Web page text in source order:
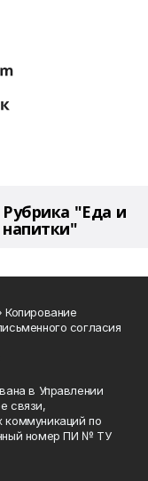
Рубрика "Еда и
напитки"
Копирование
согласия
в Управлении
связи,
коммуникаций по
номер ПИ № ТУ